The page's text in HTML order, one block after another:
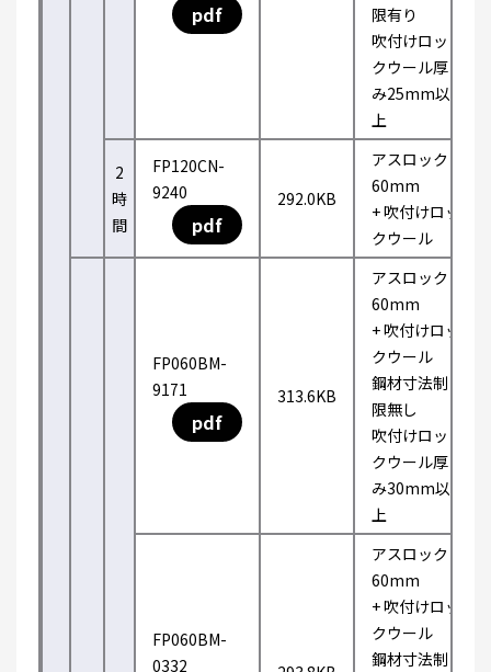
pdf
限有り
吹付けロッ
クウール厚
み25mm以
上
2
時
間
FP120CN-
9240
pdf
292.0KB
アスロック
60mm
+ 吹付けロッ
クウール
FP060BM-
9171
pdf
313.6KB
アスロック
60mm
+ 吹付けロッ
クウール
鋼材寸法制
限無し
吹付けロッ
クウール厚
み30mm以
上
FP060BM-
0332
アスロック
60mm
+ 吹付けロッ
クウール
鋼材寸法制